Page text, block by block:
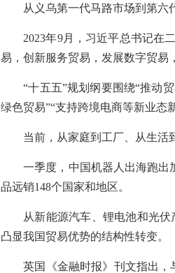
从义乌第一代马路市场到第六
2023年9月，习近平总书记在
易，创新服务贸易，发展数字贸易
“十五五”规划纲要围绕“推动
绿色贸易”“支持跨境电商等新业态
当前，从家庭到工厂、从生活
一季度，中国机器人出海跑出
品远销148个国家和地区。
从新能源汽车、锂电池和光伏
凸显我国贸易优势的结构性转变。
英国《金融时报》刊文指出